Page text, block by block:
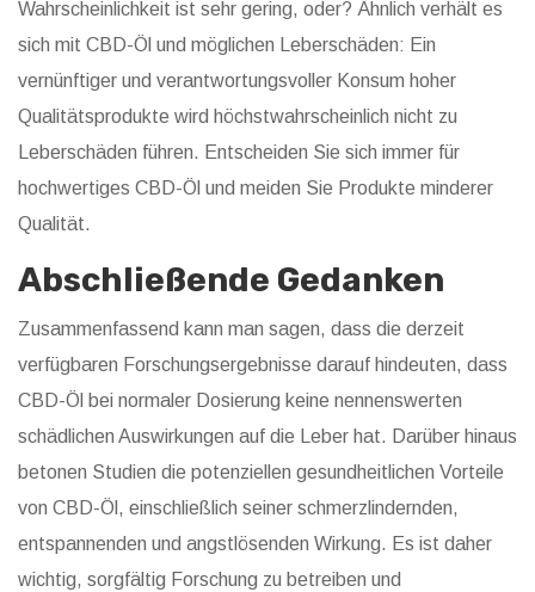
Wahrscheinlichkeit ist sehr gering, oder? Ähnlich verhält es
sich mit CBD-Öl und möglichen Leberschäden: Ein
vernünftiger und verantwortungsvoller Konsum hoher
Qualitätsprodukte wird höchstwahrscheinlich nicht zu
Leberschäden führen. Entscheiden Sie sich immer für
hochwertiges CBD-Öl und meiden Sie Produkte minderer
Qualität.
Abschließende Gedanken
Zusammenfassend kann man sagen, dass die derzeit
verfügbaren Forschungsergebnisse darauf hindeuten, dass
CBD-Öl bei normaler Dosierung keine nennenswerten
schädlichen Auswirkungen auf die Leber hat. Darüber hinaus
betonen Studien die potenziellen gesundheitlichen Vorteile
von CBD-Öl, einschließlich seiner schmerzlindernden,
entspannenden und angstlösenden Wirkung. Es ist daher
wichtig, sorgfältig Forschung zu betreiben und